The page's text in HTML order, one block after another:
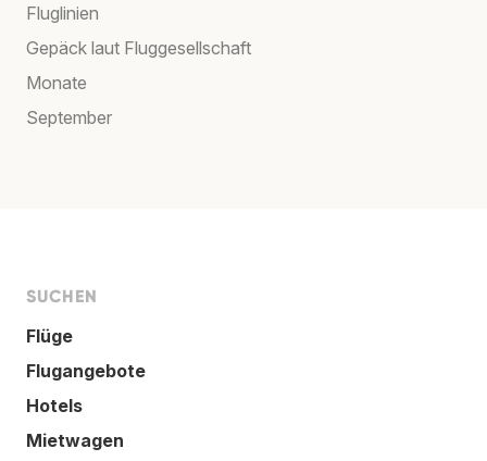
Fluglinien
Gepäck laut Fluggesellschaft
Monate
September
SUCHEN
Flüge
Flugangebote
Hotels
Mietwagen